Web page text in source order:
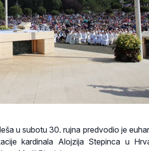
u subotu 30. rujna predvodio je
kardinala Alojzija Stepinca u